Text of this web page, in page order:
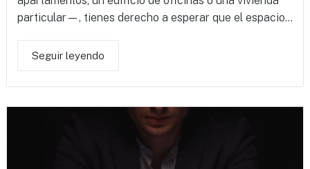
particular—, tienes derecho a esperar que el espacio...
Seguir leyendo